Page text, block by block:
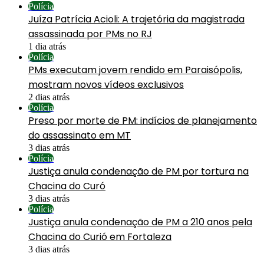
Polícia
Juíza Patrícia Acioli: A trajetória da magistrada
assassinada por PMs no RJ
1 dia atrás
Polícia
PMs executam jovem rendido em Paraisópolis,
mostram novos vídeos exclusivos
2 dias atrás
Polícia
Preso por morte de PM: indícios de planejamento
do assassinato em MT
3 dias atrás
Polícia
Justiça anula condenação de PM por tortura na
Chacina do Curó
3 dias atrás
Polícia
Justiça anula condenação de PM a 210 anos pela
Chacina do Curió em Fortaleza
3 dias atrás